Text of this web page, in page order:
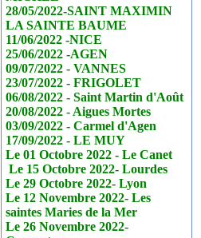
28/05/2022-SAINT MAXIMIN
LA SAINTE BAUME
11/06/2022 -NICE
25/06/2022 -AGEN
09/07/2022 - VANNES
23/07/2022 - FRIGOLET
06/08/2022 - Saint Martin d'Août
20/08/2022 - Aigues Mortes
03/09/2022 - Carmel d'Agen
17/09/2022 - LE MUY
Le 01 Octobre 2022 - LeCanet
Le 15 Octobre 2022- Lourdes
Le 29 Octobre 2022- Lyon
Le 12 Novembre 2022- Les
saintes Maries de la Mer
Le 26 Novembre 2022-